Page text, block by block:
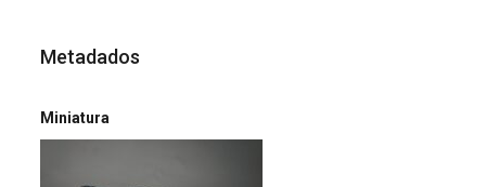
Metadados
Miniatura